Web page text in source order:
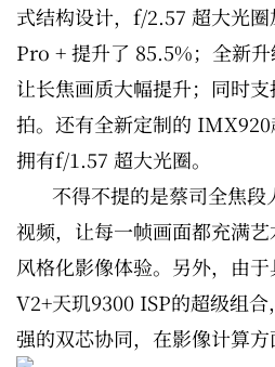
式结构设计，f/2.57 超大光
Pro + 提升了 85.5%；全新升
让长焦画质大幅提升；同时
拍。还有全新定制的 IMX920
拥有f/1.57 超大光圈。
不得不提的是蔡司全焦
视频，让每一帧画面都充满
风格化影像体验。另外，由
V2+天玑9300 ISP的超级组
强的双芯协同，在影像计算方